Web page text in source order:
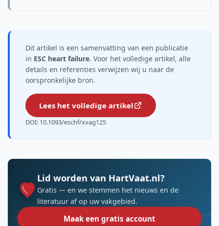
Dit artikel is een samenvatting van een publicatie
in ESC heart failure. Voor het volledige artikel, alle
details en referenties verwijzen wij u naar de
oorspronkelijke bron.
Lees het volledige artikel
DOI: 10.1093/eschf/xvag125
Lid worden van HartVaat.nl?
Gratis — en we stemmen het nieuws en de
literatuur af op uw vakgebied.
Maak een gratis account